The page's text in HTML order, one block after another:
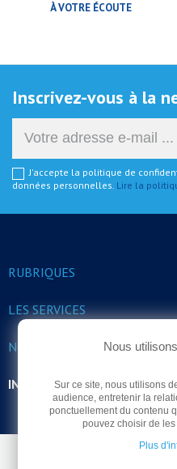
À VOTRE ÉCOUTE
Inscrivez-vous à la
J'accepte la politique de
données personnelles. Lire la
RUBRIQUES
LES SERVICES
NOS HORAIRES
INFORMATIONS
Nous
Sur ce site, nous utilisons
audience, entretenir la
ponctuellement du contenu
pouvez choisir de
Plus